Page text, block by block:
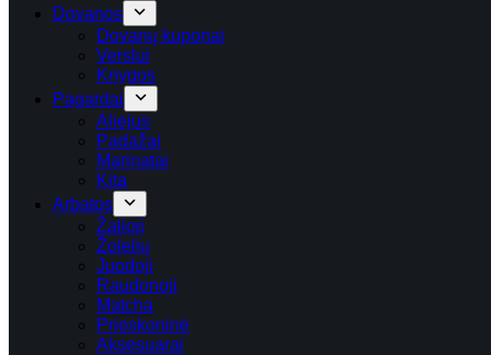
Dovanos
Dovanų kuponai
Verslui
Knygos
Pagardai
Aliejus
Padažai
Marinatai
Kita
Arbatos
Žalioji
Žolelių
Juodoji
Raudonoji
Matcha
Prieskoninė
Aksesuarai